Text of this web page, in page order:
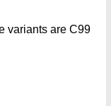
variants are C99